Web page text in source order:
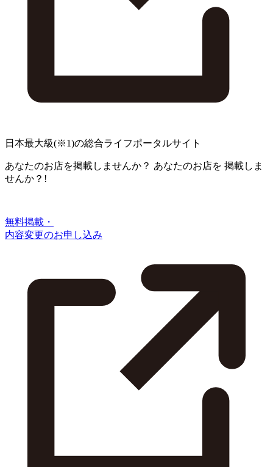
日本最大級(※1)の総合ライフポータルサイト
あなたのお店を掲載しませんか？ あなたのお店を 掲載しま
せんか？!
無料掲載・
内容変更のお申し込み